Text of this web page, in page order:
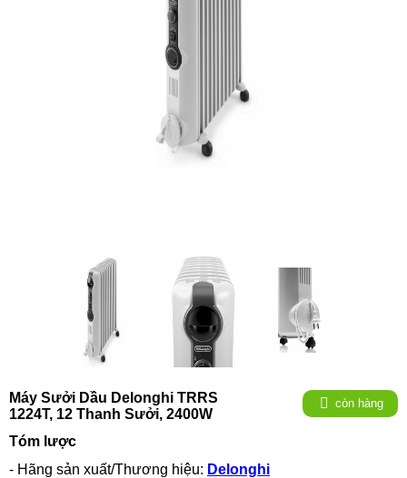
Máy Sưởi Dầu Delonghi TRRS
1224T, 12 Thanh Sưởi, 2400W
còn hàng
Tóm lược
- Hãng sản xuất/Thương hiệu: Delonghi